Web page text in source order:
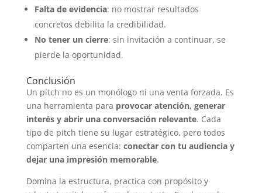
Falta de evidencia: no mostrar resultados
concretos debilita la credibilidad.
No tener un cierre: sin invitación a continuar, se
pierde la oportunidad.
Conclusión
Un pitch no es un monólogo ni una venta forzada. Es
una herramienta para provocar atención, generar
interés y abrir una conversación relevante. Cada
tipo de pitch tiene su lugar estratégico, pero todos
comparten una esencia: conectar con tu audiencia y
dejar una impresión memorable.
Domina la estructura, practica con propósito y